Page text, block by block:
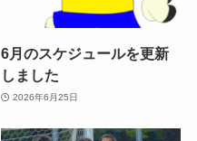
6月のスケジュールを更新
しました
2026年6月25日